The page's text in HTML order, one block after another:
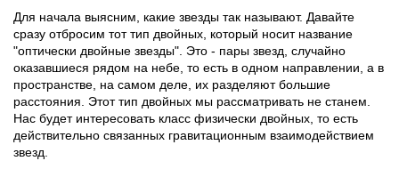
Для начала выясним, какие звезды так называют. Давайте
сразу отбросим тот тип двойных, который носит название
"оптически двойные звезды". Это - пары звезд, случайно
оказавшиеся рядом на небе, то есть в одном направлении, а в
пространстве, на самом деле, их разделяют большие
расстояния. Этот тип двойных мы рассматривать не станем.
Нас будет интересовать класс физически двойных, то есть
действительно связанных гравитационным взаимодействием
звезд.